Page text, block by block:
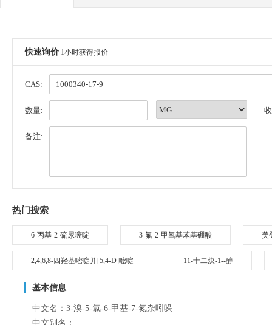
快速询价 1小时获得报价
CAS:
数量:
备注:
热门搜索
6-丙基-2-硫尿嘧啶 3-氟-2-甲氧基苯基硼酸 美
2,4,6,8-四羟基嘧啶并[5,4-D]嘧啶 11-十二炔-1--醇
基本信息
中文名：3-溴-5-氯-6-甲基-7-氮杂吲哚
中文别名：